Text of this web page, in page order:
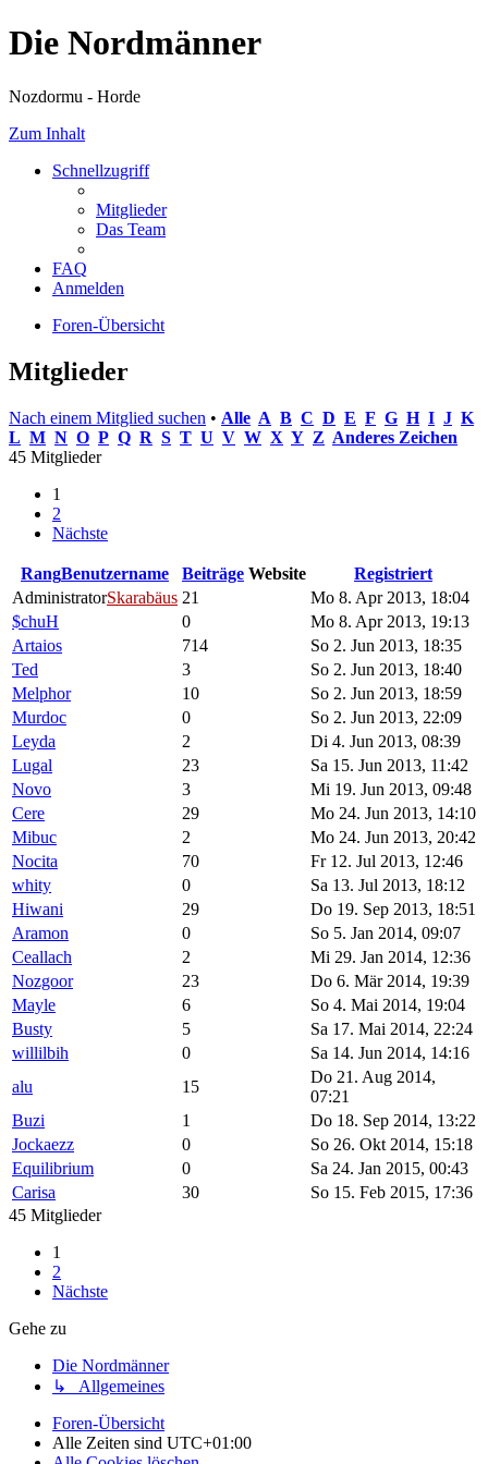
Die Nordmänner
Nozdormu - Horde
Zum Inhalt
Schnellzugriff
Mitglieder
Das Team
FAQ
Anmelden
Foren-Übersicht
Mitglieder
Nach einem Mitglied suchen • Alle A B C D E F G H I J K
L M N O P Q R S T U V W X Y Z Anderes Zeichen
45 Mitglieder
1
2
Nächste
RangBenutzername Beiträge Website
Registriert
AdministratorSkarabäus 21
Mo 8. Apr 2013, 18:04
$chuH
0
Mo 8. Apr 2013, 19:13
Artaios
714
So 2. Jun 2013, 18:35
Ted
3
So 2. Jun 2013, 18:40
Melphor
10
So 2. Jun 2013, 18:59
Murdoc
0
So 2. Jun 2013, 22:09
Leyda
2
Di 4. Jun 2013, 08:39
Lugal
23
Sa 15. Jun 2013, 11:42
Novo
3
Mi 19. Jun 2013, 09:48
Cere
29
Mo 24. Jun 2013, 14:10
Mibuc
2
Mo 24. Jun 2013, 20:42
Nocita
70
Fr 12. Jul 2013, 12:46
whity
0
Sa 13. Jul 2013, 18:12
Hiwani
29
Do 19. Sep 2013, 18:51
Aramon
0
So 5. Jan 2014, 09:07
Ceallach
2
Mi 29. Jan 2014, 12:36
Nozgoor
23
Do 6. Mär 2014, 19:39
Mayle
6
So 4. Mai 2014, 19:04
Busty
5
Sa 17. Mai 2014, 22:24
willilbih
0
Sa 14. Jun 2014, 14:16
alu
15
Do 21. Aug 2014,
07:21
Buzi
1
Do 18. Sep 2014, 13:22
Jockaezz
0
So 26. Okt 2014, 15:18
Equilibrium
0
Sa 24. Jan 2015, 00:43
Carisa
30
So 15. Feb 2015, 17:36
45 Mitglieder
1
2
Nächste
Gehe zu
Die Nordmänner
↳ Allgemeines
Foren-Übersicht
Alle Zeiten sind UTC+01:00